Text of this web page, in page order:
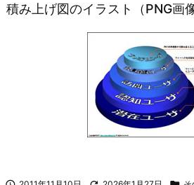
積み上げ図のイラスト（PNG画像